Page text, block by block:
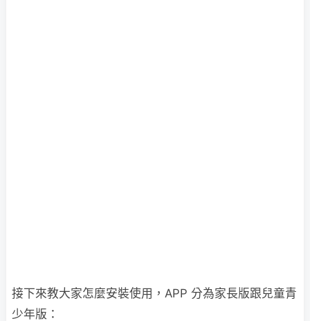
接下來教大家怎麼安裝使用，APP 分為家長版跟兒童青
少年版：